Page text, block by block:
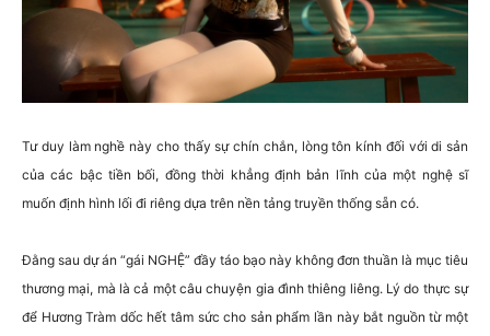
Tư duy làm nghề này cho thấy sự chín chắn, lòng tôn kính đối với di sản
của các bậc tiền bối, đồng thời khẳng định bản lĩnh của một nghệ sĩ
muốn định hình lối đi riêng dựa trên nền tảng truyền thống sẵn có.
Đằng sau dự án “gái NGHỆ” đầy táo bạo này không đơn thuần là mục tiêu
thương mại, mà là cả một câu chuyện gia đình thiêng liêng. Lý do thực sự
để Hương Tràm dốc hết tâm sức cho sản phẩm lần này bắt nguồn từ một